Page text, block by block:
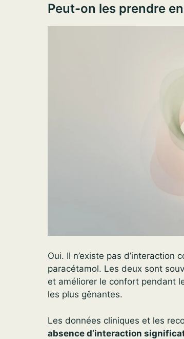
Peut-on les prendre
Oui. Il n’existe pas d’interaction
paracétamol. Les deux sont
et améliorer le confort pendant
les plus gênantes.
Les données cliniques et les
absence d’interaction